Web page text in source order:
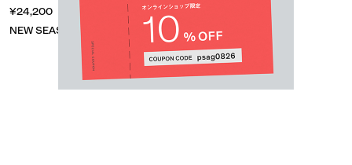
¥24,200
NEW SEASON
¥23,100
NEW SEASON